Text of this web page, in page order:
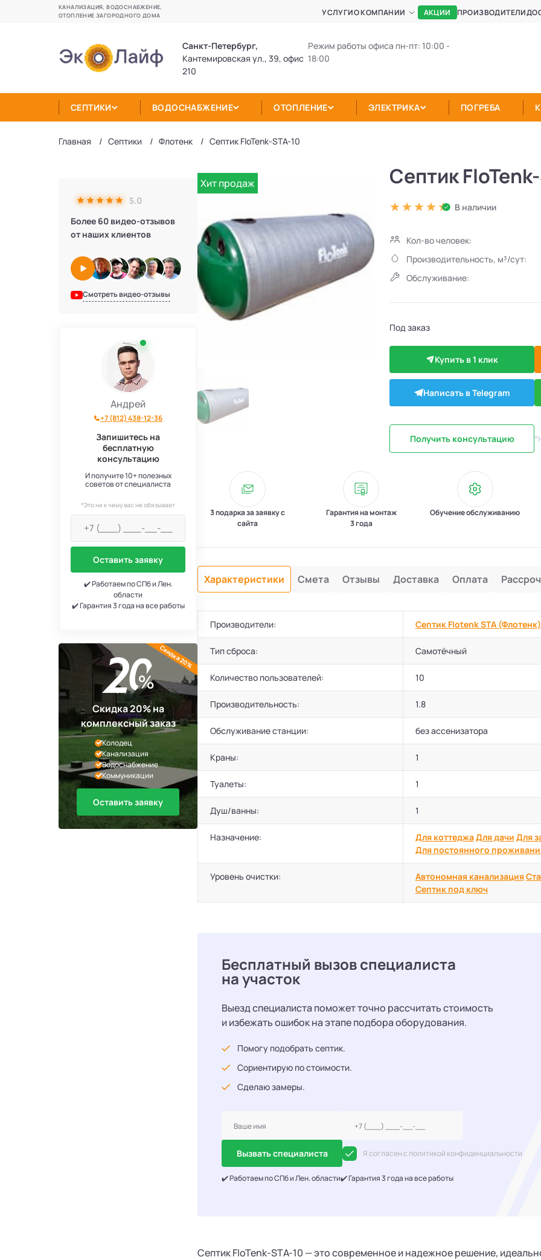
КАНАЛИЗАЦИЯ, ВОДОСНАБЖЕНИЕ,
ОТОПЛЕНИЕ ЗАГОРОДНОГО ДОМА
УСЛУГИО КОМПАНИИ АКЦИИ ПРОИЗВОДИТЕЛИ
Санкт-Петербург,
Кантемировская ул., 39, офис
210
Режим работы офиса пн-пт: 10:00 -
18:00
СЕПТИКИ ВОДОСНАБЖЕНИЕ ОТОПЛЕНИЕ ЭЛЕКТРИКА ПОГРЕБА
Главная Септики Флотенк Септик FloTenk-STA-10
5.0
Более 60 видео-отзывов
от наших клиентов
Смотреть видео-отзывы
Андрей
+7 (812) 438-12-36
Запишитесь на
бесплатную
консультацию
И получите 10+ полезных
советов от специалиста
*Это ни к чему вас не обязывает
Оставить заявку
✔️ Работаем по СПб и Лен.
области
✔️ Гарантия 3 года на все работы
Скидка 20% на
комплексный заказ
Колодец
Канализация
Водоснабжение
Коммуникации
Оставить заявку
Скидка 20%
Хит продаж Септик
В наличии
Кол-во человек:
Производительность, м³/сут:
Обслуживание:
Под заказ
Купить в 1 клик
Написать в Telegram
Получить консультацию
3 подарка за заявку с
сайта
Гарантия на монтаж
3 года
Обучение обслуживанию
Характеристики Смета Отзывы Доставка Оплата
Производители: Септик Flotenk STA (Флотенк)
Тип сброса: Самотёчный
Количество пользователей: 10
Производительность: 1.8
Обслуживание станции: без ассенизатора
Краны: 1
Туалеты: 1
Душ/ванны: 1
Назначение: Для коттеджаДля дачи Для
Для постоянного
Уровень очистки: Автономная канализация
Септик под ключ
Бесплатный вызов специалиста
на участок
Выезд специалиста поможет точно рассчитать стоимость
и избежать ошибок на этапе подбора оборудования.
Помогу подобрать септик.
Сориентирую по стоимости.
Сделаю замеры.
Вызвать специалиста Я согласен с политикой конфиденциальности
✔️ Работаем по СПб и Лен. области✔️ Гарантия 3 года на все работы
Септик FloTenk-STA-10 — это современное и надежное решение,